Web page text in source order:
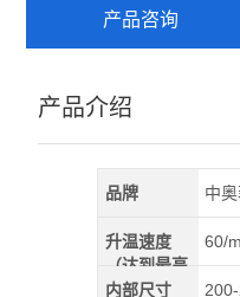
产品咨询
产品介绍
品牌 中
升温速度
（达到最高
温）
60/
内部尺寸